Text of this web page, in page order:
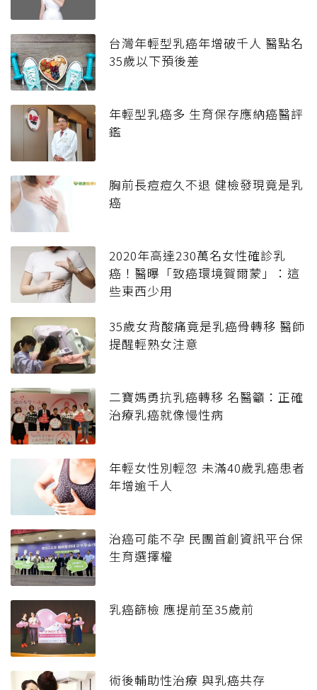
台灣年輕型乳癌年增破千人 醫點名
35歲以下預後差
年輕型乳癌多 生育保存應納癌醫評
鑑
胸前長痘痘久不退 健檢發現竟是乳
癌
2020年高達230萬名女性確診乳
癌！醫曝「致癌環境賀爾蒙」：這
些東西少用
35歲女背酸痛竟是乳癌骨轉移 醫師
提醒輕熟女注意
二寶媽勇抗乳癌轉移 名醫籲：正確
治療乳癌就像慢性病
年輕女性別輕忽 未滿40歲乳癌患者
年增逾千人
治癌可能不孕 民團首創資訊平台保
生育選擇權
乳癌篩檢 應提前至35歲前
術後輔助性治療 與乳癌共存